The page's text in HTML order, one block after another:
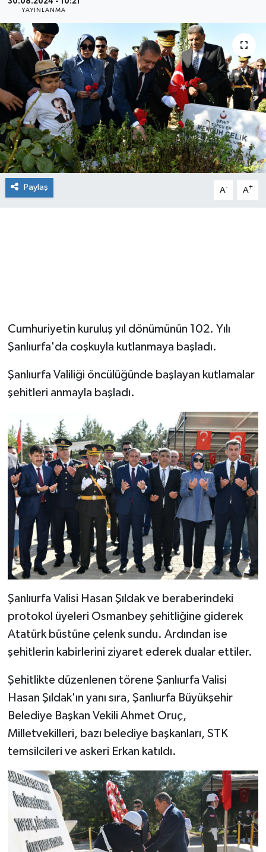
30.08.2024 - 10:21
YAYINLANMA
Paylaş A- A+
Cumhuriyetin kuruluş yıl dönümünün 102. Yılı
Şanlıurfa'da coşkuyla kutlanmaya başladı.
Şanlıurfa Valiliği öncülüğünde başlayan kutlamalar
şehitleri anmayla başladı.
Şanlıurfa Valisi Hasan Şıldak ve beraberindeki
protokol üyeleri Osmanbey şehitliğine giderek
Atatürk büstüne çelenk sundu. Ardından ise
şehitlerin kabirlerini ziyaret ederek dualar ettiler.
Şehitlikte düzenlenen törene Şanlıurfa Valisi
Hasan Şıldak'ın yanı sıra, Şanlıurfa Büyükşehir
Belediye Başkan Vekili Ahmet Oruç,
Milletvekilleri, bazı belediye başkanları, STK
temsilcileri ve askeri Erkan katıldı.